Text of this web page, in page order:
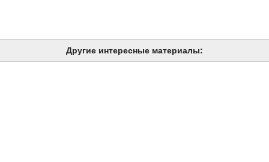
Другие интересные материалы: